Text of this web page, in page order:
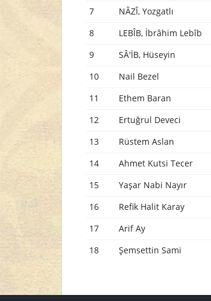
7 NÂZÎ, Yozgatlı
8 LEBÎB, İbrâhim Lebîb
9 SÂ'İB, Hüseyin
10 Nail Bezel
11 Ethem Baran
12 Ertuğrul Deveci
13 Rüstem Aslan
14 Ahmet Kutsi Tecer
15 Yaşar Nabi Nayır
16 Refik Halit Karay
17 Arif Ay
18 Şemsettin Sami